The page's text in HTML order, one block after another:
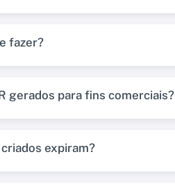
fazer?
gerados para fins comerciais?
expiram?